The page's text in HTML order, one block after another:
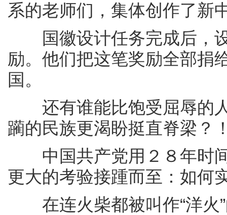
系的老师们，集体创作了新
国徽设计任务完成后，设
励。他们把这笔奖励全部捐
国。
还有谁能比饱受屈辱的人
躏的民族更渴盼挺直脊梁？
中国共产党用２８年时间
更大的考验接踵而至：如何
在连火柴都被叫作“洋火”